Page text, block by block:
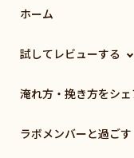
ホーム
試してレビューする
淹れ方・挽き方をシェ
ラボメンバーと過ごす